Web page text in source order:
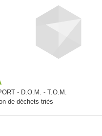
- D.O.M. - T.O.M.
de déchets triés